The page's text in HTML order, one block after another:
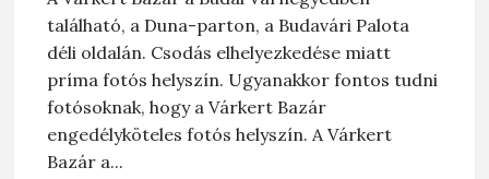
található, a Duna-parton, a Budavári Palota
déli oldalán. Csodás elhelyezkedése miatt
príma fotós helyszín. Ugyanakkor fontos tudni
fotósoknak, hogy a Várkert Bazár
engedélyköteles fotós helyszín. A Várkert
Bazár a...